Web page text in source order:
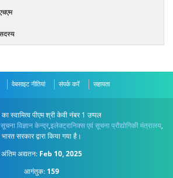
वेबसाइट नीतियां संपर्क करें सहायता
का स्वामित्व पीएम श्री केवी नंबर 1 उप्पल
सूचना विज्ञान केन्द्र,इलेक्ट्रानिक्स एवं सूचना प्रौद्योगिकी मंत्रालय,
भारत सरकार द्वारा किया गया है।
अंतिम अद्यतन: Feb 10, 2025
आगंतुक: 159